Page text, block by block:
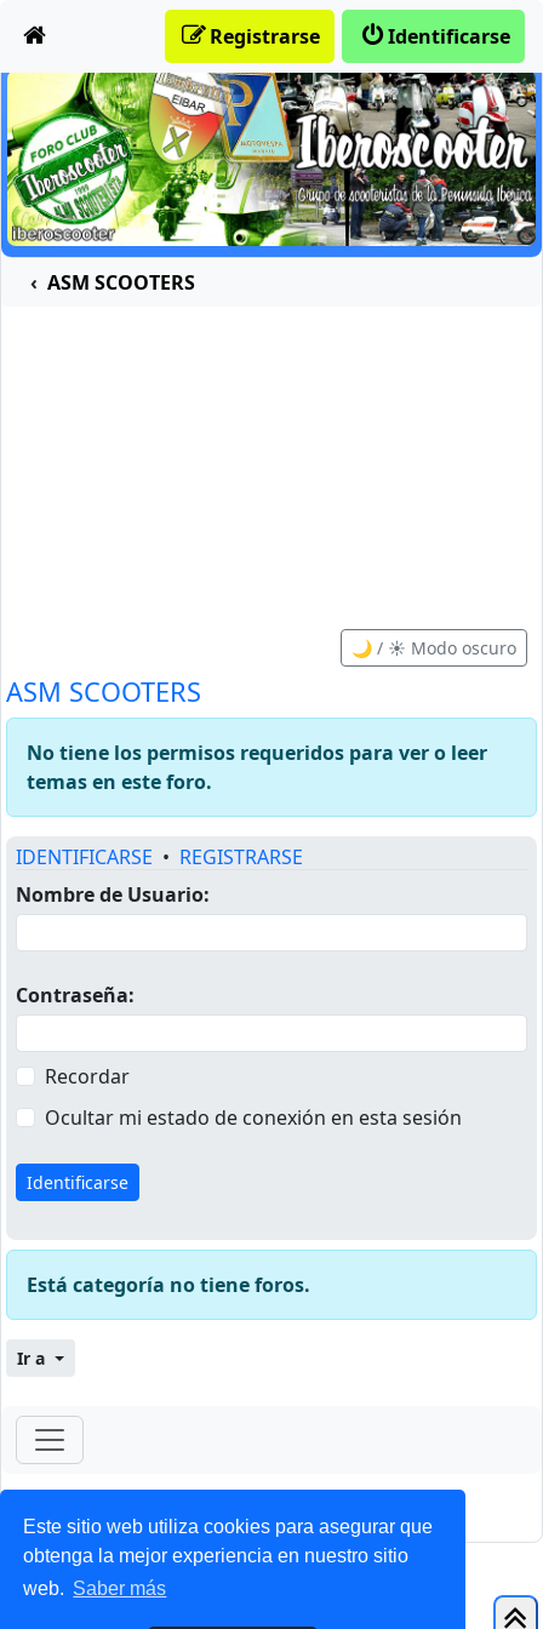
Este sitio web utiliza cookies para asegurar que
obtenga la mejor experiencia en nuestro sitio
web. Saber más
Identificarse
Registrarse
ASM SCOOTERS
🌙 / ☀️ Modo oscuro
ASM SCOOTERS
No tiene los permisos requeridos para ver o leer
temas en este foro.
IDENTIFICARSE • REGISTRARSE
Nombre de Usuario:
Contraseña:
Recordar
Ocultar mi estado de conexión en esta sesión
Está categoría no tiene foros.
Ir a
ForoClub 2025
Privacidad| Condiciones